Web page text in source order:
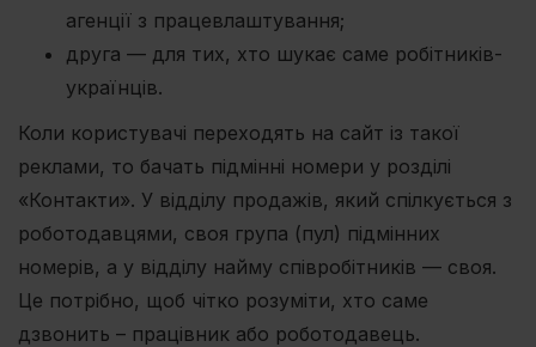
агенції з працевлаштування;
друга — для тих, хто шукає саме робітників-
українців.
Коли користувачі переходять на сайт із такої
реклами, то бачать підмінні номери у розділі
«Контакти». У відділу продажів, який спілкується з
роботодавцями, своя група (пул) підмінних
номерів, а у відділу найму співробітників — своя.
Це потрібно, щоб чітко розуміти, хто саме
дзвонить – працівник або роботодавець.